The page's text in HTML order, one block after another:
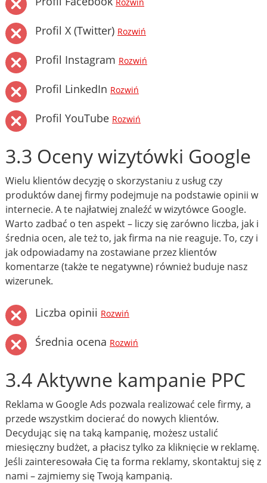
Rozwiń
Profil X (Twitter) Rozwiń
Profil Instagram Rozwiń
Profil LinkedIn Rozwiń
Profil YouTube Rozwiń
3.3 Oceny wizytówki Google
Wielu klientów decyzję o skorzystaniu z usług czy
produktów danej firmy podejmuje na podstawie opinii w
internecie. A te najłatwiej znaleźć w wizytówce Google.
Warto zadbać o ten aspekt – liczy się zarówno liczba, jak i
średnia ocen, ale też to, jak firma na nie reaguje. To, czy i
jak odpowiadamy na zostawiane przez klientów
komentarze (także te negatywne) również buduje nasz
wizerunek.
Liczba opinii Rozwiń
Średnia ocena Rozwiń
3.4 Aktywne kampanie PPC
Reklama w Google Ads pozwala realizować cele firmy, a
przede wszystkim docierać do nowych klientów.
Decydując się na taką kampanię, możesz ustalić
miesięczny budżet, a płacisz tylko za kliknięcie w reklamę.
Jeśli zainteresowała Cię ta forma reklamy, skontaktuj się z
nami – zajmiemy się Twoją kampanią.